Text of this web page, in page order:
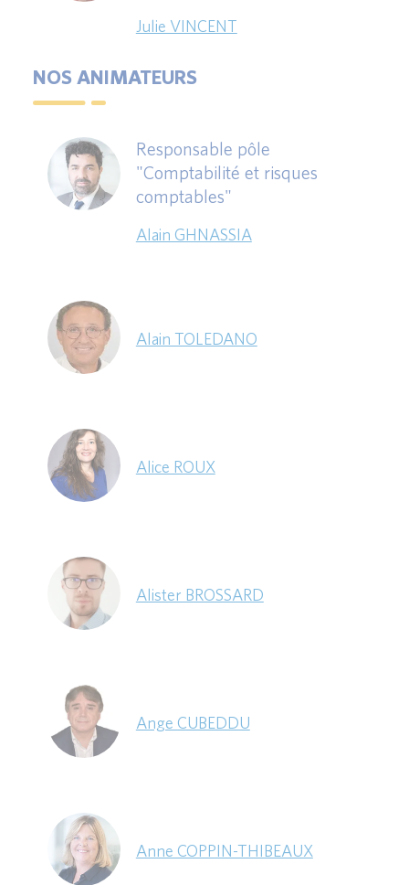
Julie VINCENT
NOS ANIMATEURS
Responsable pôle
"Comptabilité et risques
comptables"
Alain GHNASSIA
Alain TOLEDANO
Alice ROUX
Alister BROSSARD
Ange CUBEDDU
Anne COPPIN-THIBEAUX